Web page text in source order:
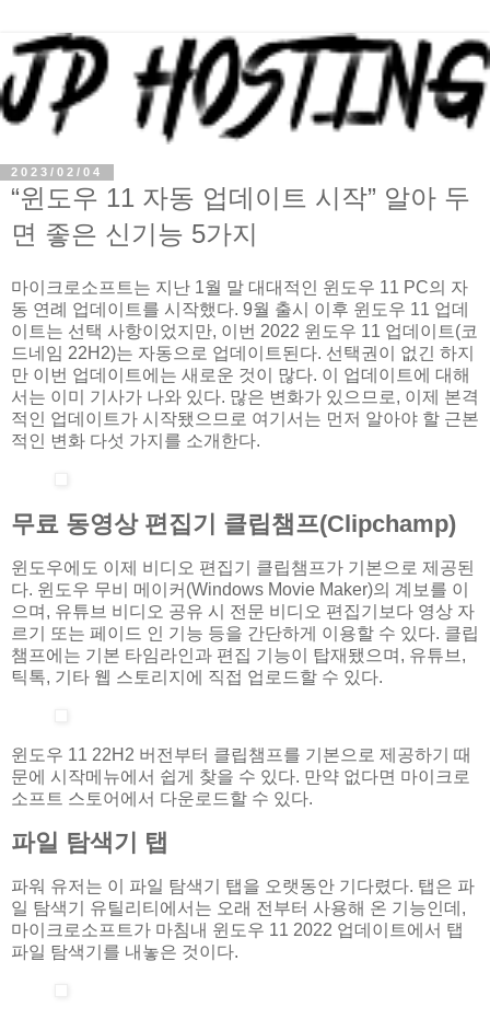
2023/02/04
“윈도우 11 자동 업데이트 시작” 알아 두
면 좋은 신기능 5가지
마이크로소프트는 지난 1월 말 대대적인 윈도우 11 PC의 자
동 연례 업데이트를 시작했다. 9월 출시 이후 윈도우 11 업데
이트는 선택 사항이었지만, 이번 2022 윈도우 11 업데이트(코
드네임 22H2)는 자동으로 업데이트된다. 선택권이 없긴 하지
만 이번 업데이트에는 새로운 것이 많다. 이 업데이트에 대해
서는 이미 기사가 나와 있다. 많은 변화가 있으므로, 이제 본격
적인 업데이트가 시작됐으므로 여기서는 먼저 알아야 할 근본
적인 변화 다섯 가지를 소개한다.
무료 동영상 편집기 클립챔프(Clipchamp)
윈도우에도 이제 비디오 편집기 클립챔프가 기본으로 제공된
다. 윈도우 무비 메이커(Windows Movie Maker)의 계보를 이
으며, 유튜브 비디오 공유 시 전문 비디오 편집기보다 영상 자
르기 또는 페이드 인 기능 등을 간단하게 이용할 수 있다. 클립
챔프에는 기본 타임라인과 편집 기능이 탑재됐으며, 유튜브,
틱톡, 기타 웹 스토리지에 직접 업로드할 수 있다.
윈도우 11 22H2 버전부터 클립챔프를 기본으로 제공하기 때
문에 시작메뉴에서 쉽게 찾을 수 있다. 만약 없다면 마이크로
소프트 스토어에서 다운로드할 수 있다.
파일 탐색기 탭
파워 유저는 이 파일 탐색기 탭을 오랫동안 기다렸다. 탭은 파
일 탐색기 유틸리티에서는 오래 전부터 사용해 온 기능인데,
마이크로소프트가 마침내 윈도우 11 2022 업데이트에서 탭
파일 탐색기를 내놓은 것이다.